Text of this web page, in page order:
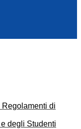
di
degli Studenti